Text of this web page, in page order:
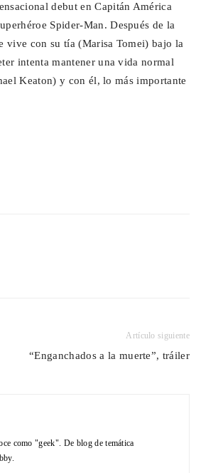
debut en Capitán América
Spider-Man. Después de la
vive con su tía (Marisa Tomei) bajo la
intenta mantener una vida normal
Keaton) y con él, lo más importante
Artículo siguiente
“Enganchados a la muerte”, tráiler
como "geek". De blog de temática